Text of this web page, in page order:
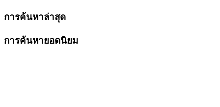
การค้นหาล่าสุด
การค้นหายอดนิยม